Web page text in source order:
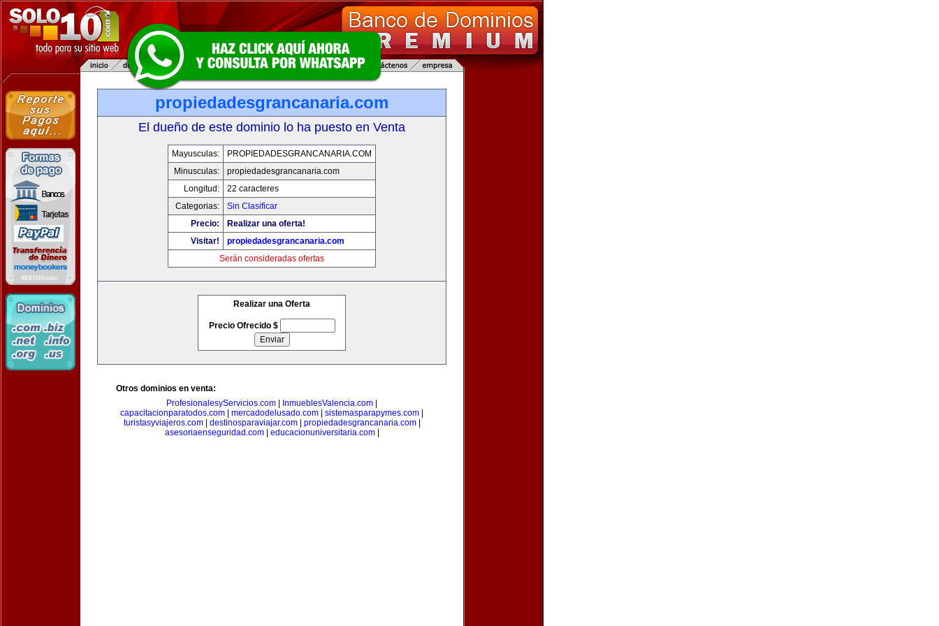
propiedadesgrancanaria.com
El dueño de este dominio lo ha puesto en Venta
Mayusculas:
PROPIEDADESGRANCANARIA.COM
Minusculas:
propiedadesgrancanaria.com
Longitud:
22 caracteres
Categorias:
Sin Clasificar
Precio:
Realizar una oferta!
Visitar!
propiedadesgrancanaria.com
Serán consideradas ofertas
Realizar una Oferta
Precio Ofrecido $
Otros dominios en venta:
ProfesionalesyServicios.com
InmueblesValencia.com
capacitacionparatodos.com
mercadodelusado.com sistemasparapymes.com
turistasyviajeros.com| destinosparaviajar.com| propiedadesgrancanaria.com|
asesoriaenseguridad.com| educacionuniversitaria.com|